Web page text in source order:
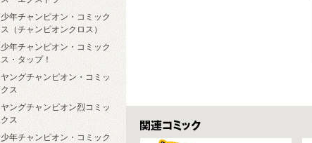
関連コミックス
少年チャンピオン・コミック
ス（チャンピオンクロス）
少年チャンピオン・コミック
ス・タップ！
ヤングチャンピオン・コミッ
クス
ヤングチャンピオン烈コミッ
クス
少年チャンピオン・コミック